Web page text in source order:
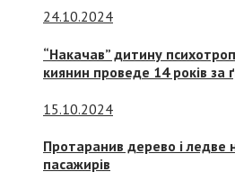
24.10.2024
“Накачав” дитину
киянин проведе 14 років за
15.10.2024
Протаранив дерево і ледве
пасажирів